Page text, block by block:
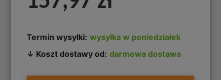
Termin wysyłki: wysyłka w poniedziałek
↓ Koszt dostawy od: darmowa dostawa